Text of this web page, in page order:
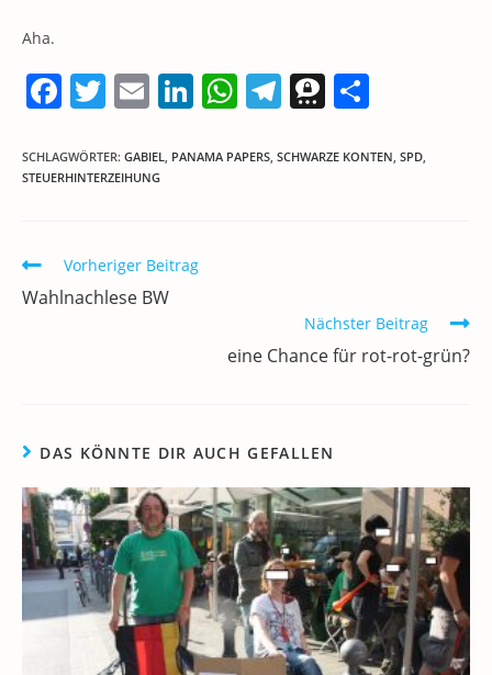
Aha.
F
c
e
o
o
T
itt
er
E
ai
l
Li
k
n
W
at
T
e
T
re le
SCHLAGWÖRTER: GABIEL, PANAMA PAPERS, SCHWARZE KONTEN, SPD,
STEUERHINTERZEIHUNG
Weitere
Artikel
ansehen
Vorheriger Beitrag
Wahlnachlese BW
Nächster Beitrag
eine Chance für rot-rot-grün?
DAS KÖNNTE DIR AUCH GEFALLEN